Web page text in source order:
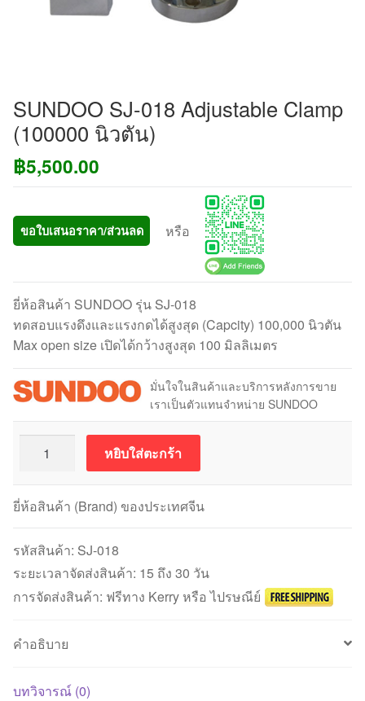
SUNDOO SJ-018 Adjustable Clamp
(100000 นิวตัน)
฿5,500.00
ขอใบเสนอราคา/ส่วนลด หรือ
ยี่ห้อสินค้า SUNDOO รุ่น SJ-018
ทดสอบแรงดึงและแรงกดได้สูงสุด (Capcity) 100,000 นิวตัน
Max open size เปิดได้กว้างสูงสุด 100 มิลลิเมตร
มั่นใจในสินค้าและบริการหลังการขาย
เราเป็นตัวแทนจำหน่าย SUNDOO
SUNDOO
SJ-
018
Adjustable
Clamp
(100000
วตัน)
หยิบใส่ตะกร้า
ยี่ห้อสินค้า (Brand) ของประเทศจีน
รหัสสินค้า: SJ-018
ระยะเวลาจัดส่งสินค้า: 15 ถึง 30 วัน
การจัดส่งสินค้า: ฟรีทาง Kerry หรือ ไปรษณีย์
คำอธิบาย
บทวิจารณ์ (0)